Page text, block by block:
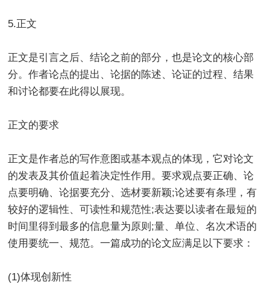
5.正文
正文是引言之后、结论之前的部分，也是论文的核心部
分。作者论点的提出、论据的陈述、论证的过程、结果
和讨论都要在此得以展现。
正文的要求
正文是作者总的写作意图或基本观点的体现，它对论文
的发表及其价值起着决定性作用。要求观点要正确、论
点要明确、论据要充分、选材要新颖;论述要有条理，有
较好的逻辑性、可读性和规范性;表达要以读者在最短的
时间里得到最多的信息量为原则;量、单位、名次术语的
使用要统一、规范。一篇成功的论文应满足以下要求：
(1)体现创新性